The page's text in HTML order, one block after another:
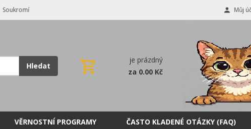
Soukromí Můj
Hledat
je prázdný
za 0.00 Kč
VĚRNOSTNÍ PROGRAMY ČASTO KLADENÉ OTÁZKY (FAQ)